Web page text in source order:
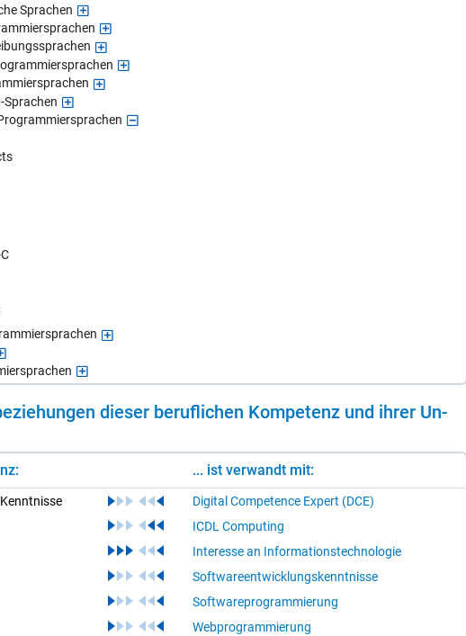
Sprachen
Sprachen
die­ser be­ruf­li­chen Kom­pe­tenz und ih­rer Un­
... ist verwandt mit:
Digital Competence Expert (DCE)
ICDL Computing
Interesse an Informationstechnologie
Softwareentwicklungskenntnisse
Softwareprogrammierung
Webprogrammierung